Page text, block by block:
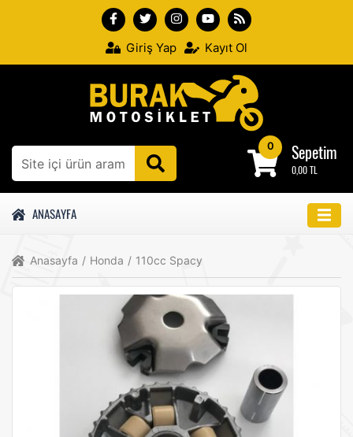
Giriş Yap Kayıt Ol
0 Sepetim
0,00 TL
ANASAYFA
Anasayfa / Honda / 110cc Spacy